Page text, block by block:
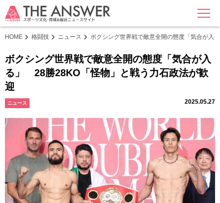
MENU
HOME 格闘技 ニュース ボクシング世界戦で敵意全開の態度「気合が
ボクシング世界戦で敵意全開の態度「気合が入
る」 28勝28KO「怪物」と戦う力石政法が歓
迎
ニュース 2025.05.27